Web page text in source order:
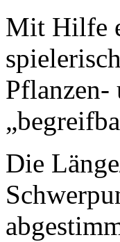
Mit Hilfe
Pflanzen-
Die